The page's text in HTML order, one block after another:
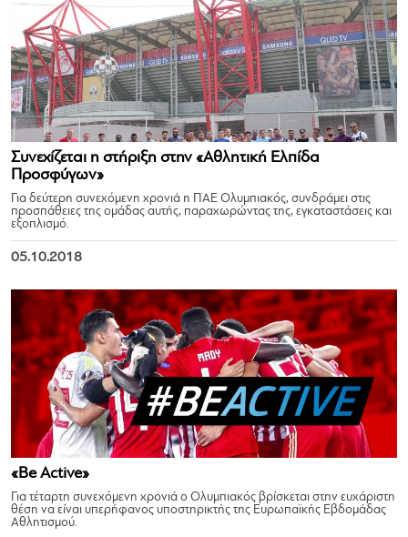
Συνεχίζεται η στήριξη στην «Αθλητική Ελπίδα
Προσφύγων»
Για δεύτερη συνεχόμενη χρονιά η ΠΑΕ Ολυμπιακός, συνδράμει στις
προσπάθειες της ομάδας αυτής, παραχωρώντας της, εγκαταστάσεις και
εξοπλισμό.
05.10.2018
«Be Active»
Για τέταρτη συνεχόμενη χρονιά ο Ολυμπιακός βρίσκεται στην ευχάριστη
θέση να είναι υπερήφανος υποστηρικτής της Ευρωπαϊκής Εβδομάδας
Αθλητισμού.